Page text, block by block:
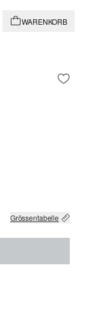
WARENKORB
OF STOCK
OUT OF STOCK
OUT OF STOCK
IS CURRENTLY OUT OF
Grössentabelle